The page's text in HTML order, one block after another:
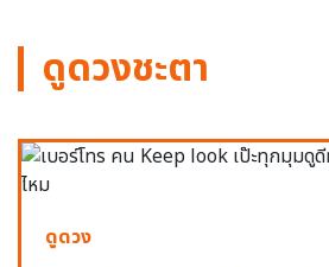
ดูดวงชะตา
ดูดวง